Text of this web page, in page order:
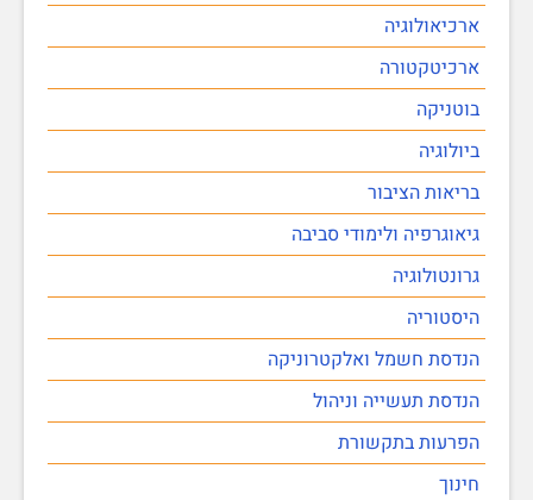
ארכיאולוגיה
ארכיטקטורה
בוטניקה
ביולוגיה
בריאות הציבור
גיאוגרפיה ולימודי סביבה
גרונטולוגיה
היסטוריה
הנדסת חשמל ואלקטרוניקה
הנדסת תעשייה וניהול
הפרעות בתקשורת
חינוך